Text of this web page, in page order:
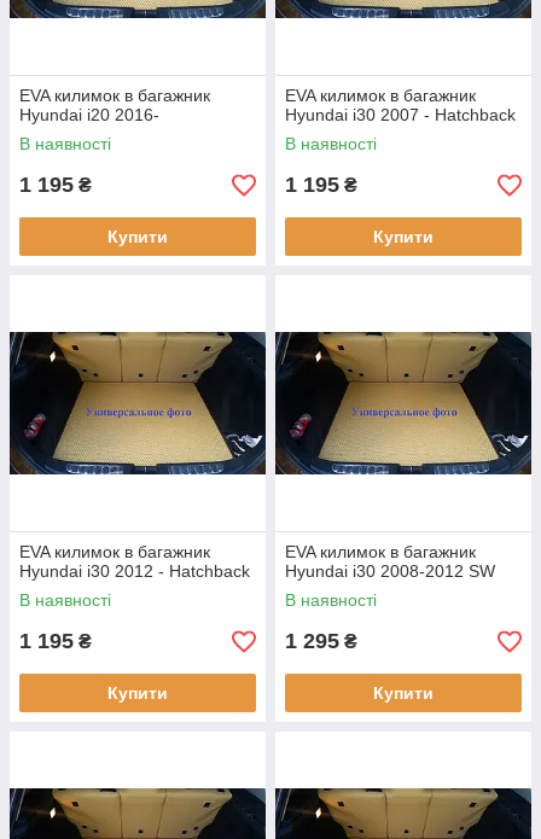
EVA килимок в багажник
Hyundai i20 2016-
В наявності
1 195 ₴
Купити
EVA килимок в багажник
Hyundai i30 2007 - Hatchback
В наявності
1 195 ₴
Купити
EVA килимок в багажник
Hyundai i30 2012 - Hatchback
В наявності
1 195 ₴
Купити
EVA килимок в багажник
Hyundai i30 2008-2012 SW
В наявності
1 295 ₴
Купити